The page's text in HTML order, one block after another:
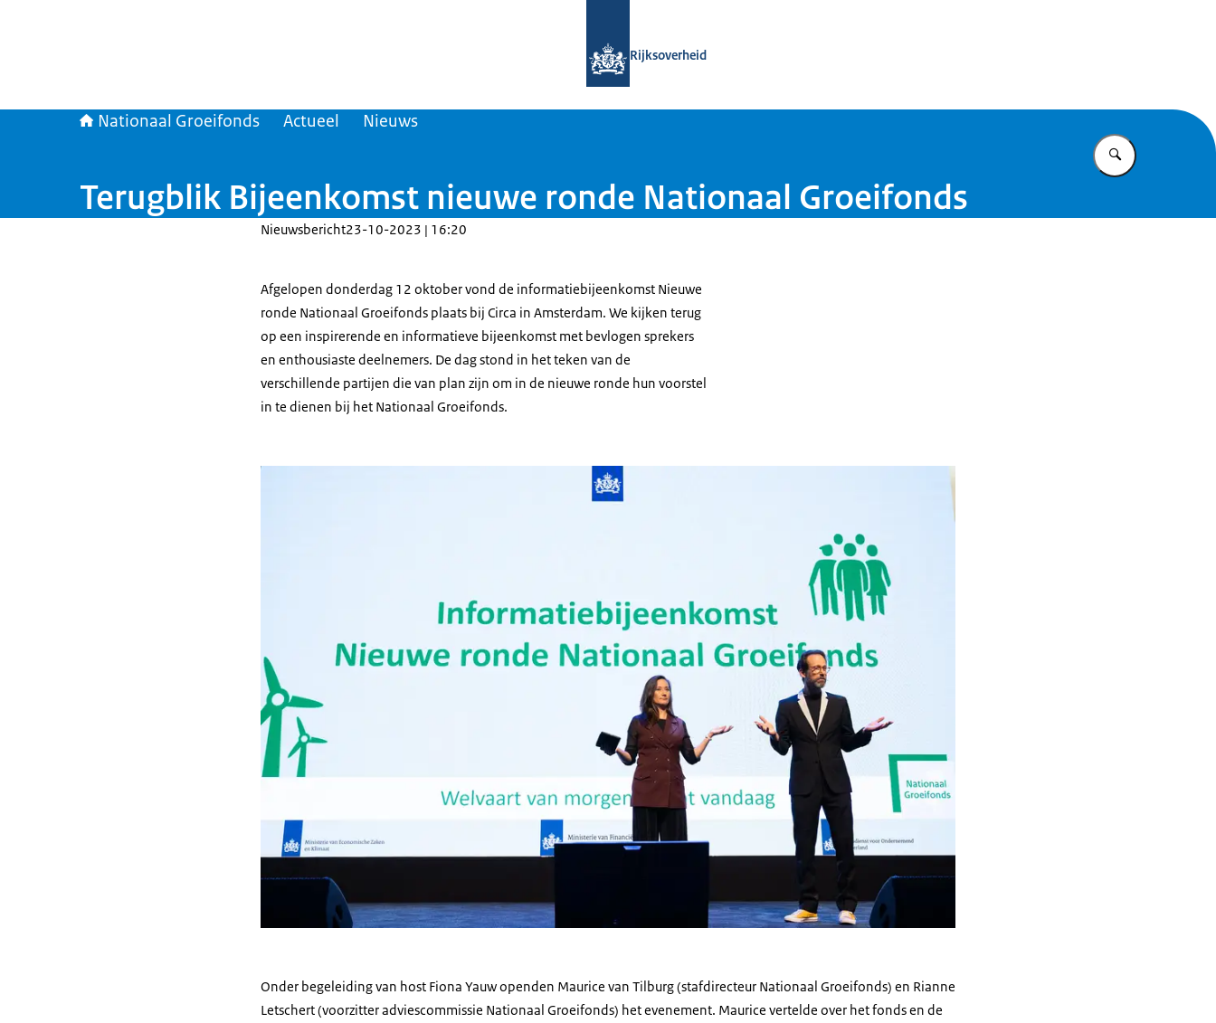
Rijksoverheid
Nationaal Groeifonds Actueel Nieuws
Vul in wat u
Terugblik Bijeenkomst nieuwe ronde Nationaal Groeifonds
Nieuwsbericht23-10-2023 | 16:20
Afgelopen donderdag 12 oktober vond de informatiebijeenkomst Nieuwe
ronde Nationaal Groeifonds plaats bij Circa in Amsterdam. We kijken terug
op een inspirerende en informatieve bijeenkomst met bevlogen sprekers
en enthousiaste deelnemers. De dag stond in het teken van de
verschillende partijen die van plan zijn om in de nieuwe ronde hun voorstel
in te dienen bij het Nationaal Groeifonds.
Onder begeleiding van host Fiona Yauw openden Maurice van Tilburg (stafdirecteur Nationaal Groeifonds) en Rianne
Letschert (voorzitter adviescommissie Nationaal Groeifonds) het evenement. Maurice vertelde over het fonds en de